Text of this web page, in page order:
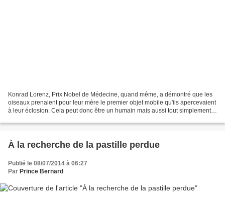
Konrad Lorenz, Prix Nobel de Médecine, quand même, a démontré que les
oiseaux prenaient pour leur mère le premier objet mobile qu'ils apercevaient
à leur éclosion. Cela peut donc être un humain mais aussi tout simplement
À la recherche de la pastille perdue
Publié le 08/07/2014 à 06:27
Par Prince Bernard